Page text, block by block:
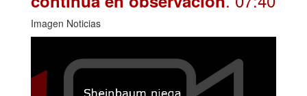
Imagen Noticias